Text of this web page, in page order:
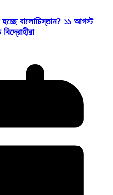
হচ্ছে বালোচিস্তান? ১১ আগস্ট